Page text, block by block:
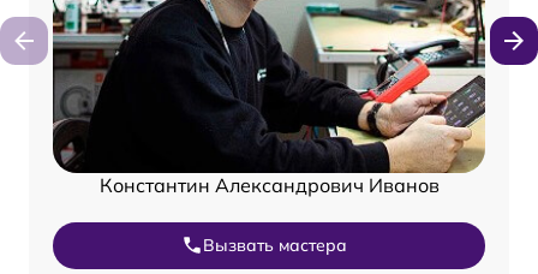
Константин Александрович Иванов
Вызвать мастера